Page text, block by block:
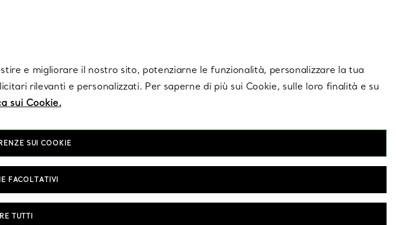
e migliorare il nostro sito, potenziarne le funzionalità, personalizzare la tua
rilevanti e personalizzati. Per saperne di più sui Cookie, sulle loro finalità e su
sui Cookie.
SUI COOKIE
FACOLTATIVI
TUTTI